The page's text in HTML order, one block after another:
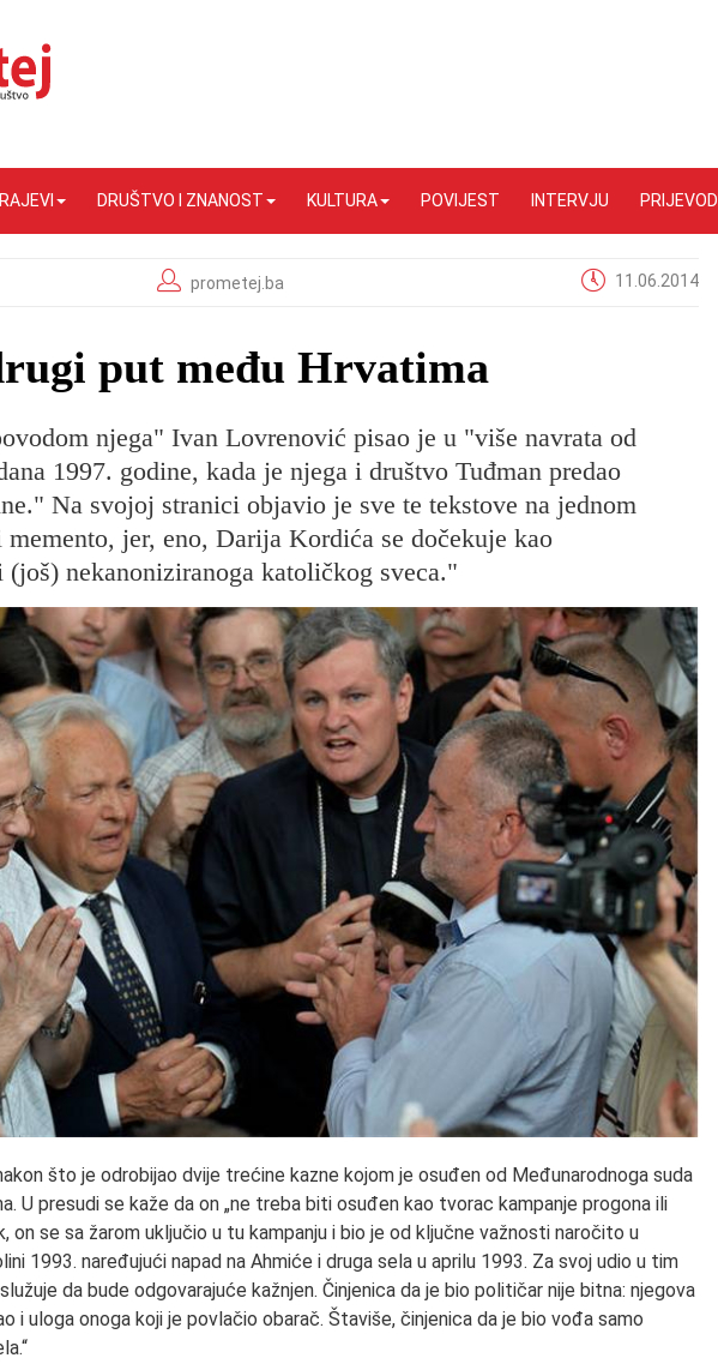
DRUŠTVO I ZNANOST KULTURA POVIJEST INTERVJU PRIJEVODI
prometej.ba 11.06.2014
put među Hrvatima
njega" Ivan Lovrenović pisao je u "više navrata od
1997. godine, kada je njega i društvo Tuđman predao
Na svojoj stranici objavio je sve te tekstove na jednom
jer, eno, Darija Kordića se dočekuje kao
(još) nekanoniziranoga katoličkog sveca."
što je odrobijao dvije trećine kazne kojom je osuđen od Međunarodnoga suda
U presudi se kaže da on „ne treba biti osuđen kao tvorac kampanje progona ili
on se sa žarom uključio u tu kampanju i bio je od ključne važnosti naročito u
1993. naređujući napad na Ahmiće i druga sela u aprilu 1993. Za svoj udio u tim
da bude odgovarajuće kažnjen. Činjenica da je bio političar nije bitna: njegova
i uloga onoga koji je povlačio obarač. Štaviše, činjenica da je bio vođa samo